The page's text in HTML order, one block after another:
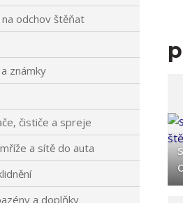
odchov štěňat
známky
čističe a spreje
a sítě do auta
a doplňky